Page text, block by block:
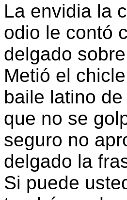
La envidia la
odio le contó
delgado
Metió el
baile latino
que no se
seguro no
delgado la
Si puede